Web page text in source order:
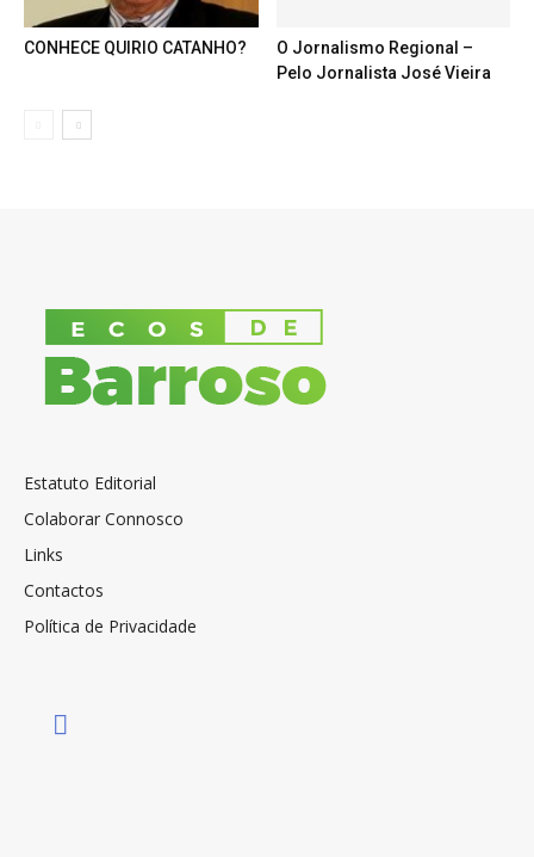
CONHECE QUIRIO CATANHO?
O Jornalismo Regional –
Pelo Jornalista José Vieira
Estatuto Editorial
Colaborar Connosco
Links
Contactos
Política de Privacidade